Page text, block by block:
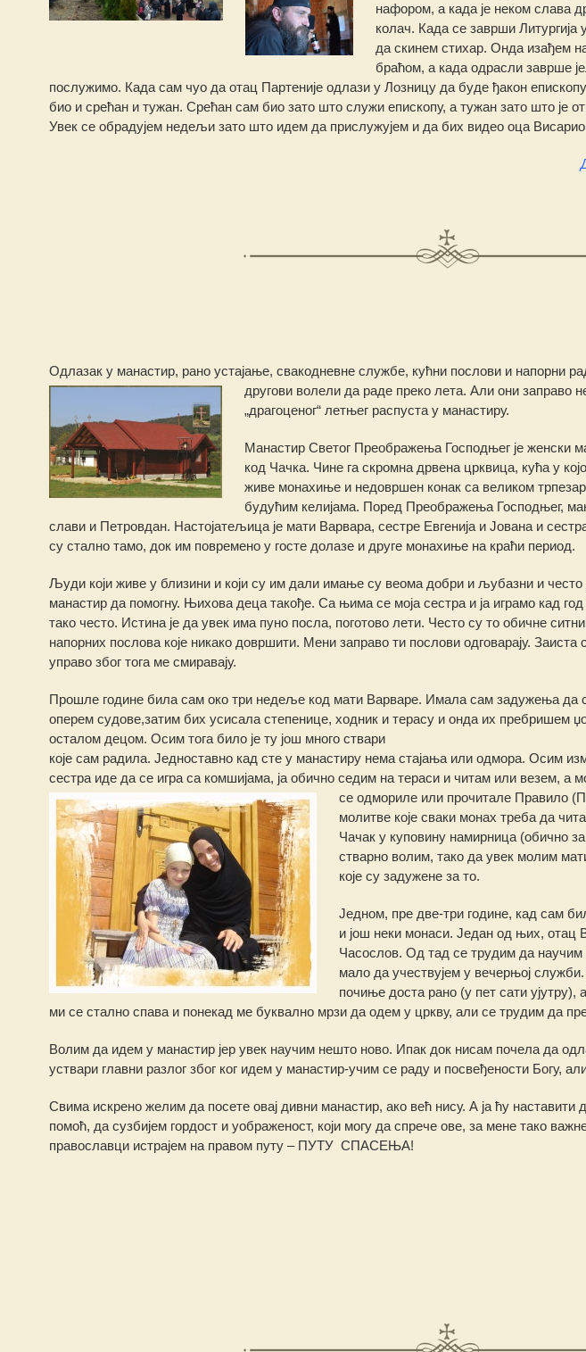
нафором, а када је неком слава
колач. Када се заврши Литургија
да скинем стихар. Онда изађем
браћом, а када одрасли заврше
послужимо. Када сам чуо да отац Партеније одлази у Лозницу да буде ђакон
био и срећан и тужан. Срећан сам био зато што служи епископу, а тужан зато што је
Увек се обрадујем недељи зато што идем да прислужујем и да бих видео оца
Одлазак у манастир, рано устајање, свакодневне службе, кућни послови и напорни
другови волели да раде преко лета. Али они заправо
„драгоценог“ летњег распуста у манастиру.
Манастир Светог Преображења Господњег је женски
код Чачка. Чине га скромна дрвена црквица, кућа у
живе монахиње и недовршен конак са великом
будућим келијама. Поред Преображења Господњег,
слави и Петровдан. Настојатељица је мати Варвара, сестре Евгенија и Јована и
су стално тамо, док им повремено у госте долазе и друге монахиње на краћи период.
Људи који живе у близини и који су им дали имање су веома добри и љубазни и често
манастир да помогну. Њихова деца такође. Са њима се моја сестра и ја играмо кад
тако често. Истина је да увек има пуно посла, поготово лети. Често су то обичне
напорних послова које никако довршити. Мени заправо ти послови одговарају.
управо због тога ме смиравају.
Прошле године била сам око три недеље код мати Варваре. Имала сам задужења да
оперем судове,затим бих усисала степенице, ходник и терасу и онда их пребришем
осталом децом. Осим тога било је ту још много ствари
које сам радила. Једноставно кад сте у манастиру нема стајања или одмора. Осим
сестра иде да се игра са комшијама, ја обично седим на тераси и читам или везем, а
се одмориле или прочитале Правило
молитве које сваки монах треба да
Чачак у куповину намирница (обично
стварно волим, тако да увек молим
које су задужене за то.
Једном, пре две-три године, кад сам
и још неки монаси. Један од њих, отац
Часослов. Од тад се трудим да научим
мало да учествујем у вечерњој
почиње доста рано (у пет сати ујутру),
ми се стално спава и понекад ме буквално мрзи да одем у цркву, али се трудим да
Волим да идем у манастир јер увек научим нешто ново. Ипак док нисам почела да
уствари главни разлог збoг ког идем у манастир-учим се раду и посвеђености Богу,
Свима искрено желим да посете овај дивни манастир, ако већ нису. А ја ћу
помоћ, да сузбијем гордост и уображеност, који могу да спрече ове, за мене тако
православци истрајем на правом путу – ПУТУ СПАСЕЊА!